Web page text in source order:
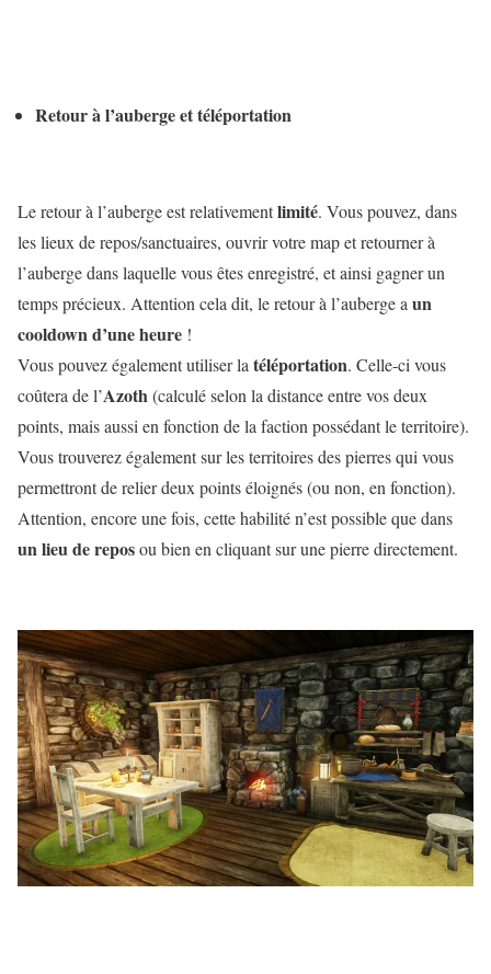
Retour à l’auberge et téléportation
Le retour à l’auberge est relativementlimité. Vous pouvez, dans
les lieux de repos/sanctuaires, ouvrir votre map et retourner à
l’auberge dans laquelle vous êtes enregistré, et ainsi gagner un
temps précieux. Attention cela dit, le retour à l’auberge a un
cooldown d’une heure !
Vous pouvez également utiliser la téléportation. Celle-ci vous
coûtera de l’Azoth(calculé selon la distance entre vos deux
points, mais aussi en fonction de la faction possédant le territoire).
Vous trouverez également sur les territoires des pierres qui vous
permettront de relier deux points éloignés (ou non, en fonction).
Attention, encore une fois, cette habilité n’est possible que dans
un lieu de reposou bien en cliquant sur une pierre directement.